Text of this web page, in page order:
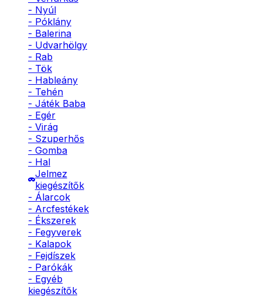
- Nyúl
- Póklány
- Balerina
- Udvarhölgy
- Rab
- Tök
- Hableány
- Tehén
- Játék Baba
- Egér
- Virág
- Szuperhős
- Gomba
- Hal
Jelmez
kiegészítők
- Álarcok
- Arcfestékek
- Ékszerek
- Fegyverek
- Kalapok
- Fejdíszek
- Parókák
- Egyéb
kiegészítők